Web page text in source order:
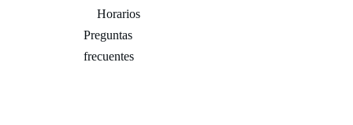
Horarios
Preguntas
frecuentes